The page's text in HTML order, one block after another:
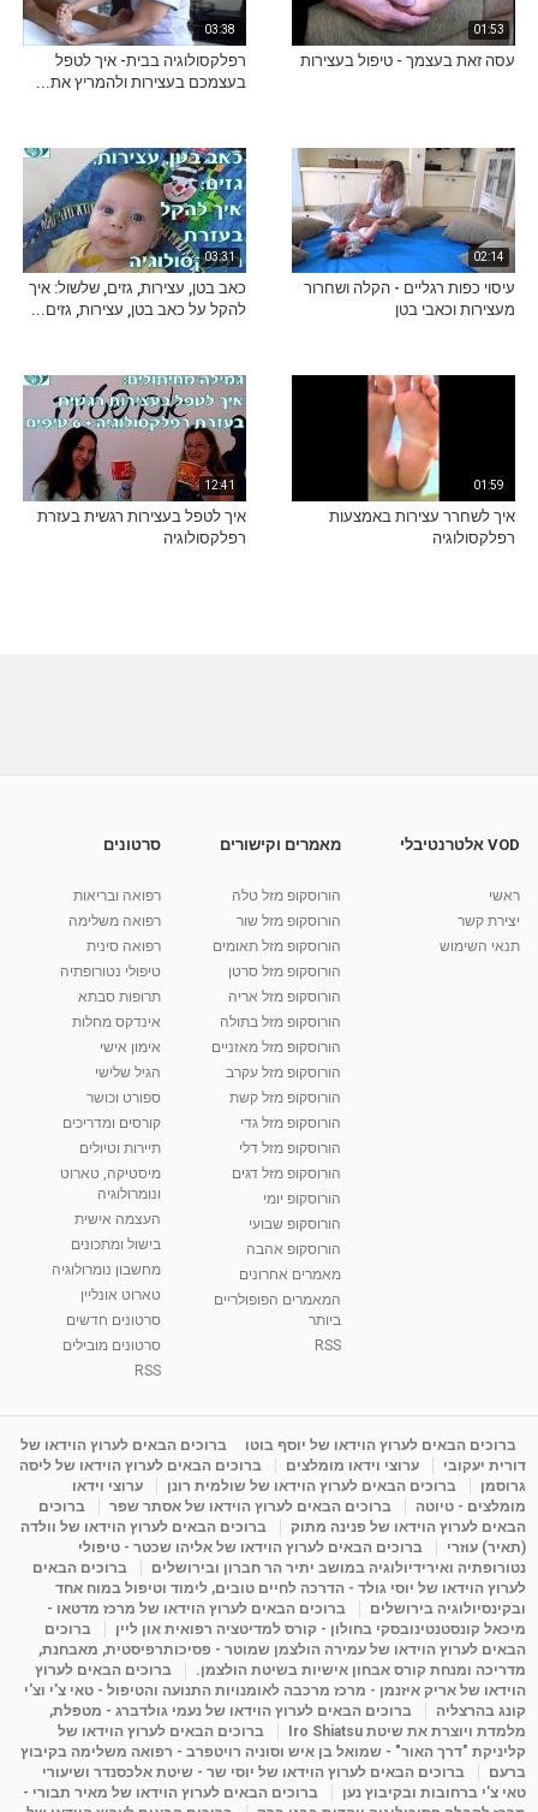
01:53
עסה זאת בעצמך - טיפול בעצירות
03:38
רפלקסולוגיה בבית- איך לטפל
בעצמכם בעצירות ולהמריץ את...
02:14
עיסוי כפות רגליים - הקלה ושחרור
מעצירות וכאבי בטן
03:31
כאב בטן, עצירות, גזים, שלשול: איך
להקל על כאב בטן, עצירות, גזים...
01:59
איך לשחרר עצירות באמצעות
רפלקסולוגיה
12:41
איך לטפל בעצירות רגשית בעזרת
רפלקסולוגיה
VOD אלטרנטיבלי
ראשי
יצירת קשר
תנאי השימוש
מאמרים וקישורים
הורוסקופ מזל טלה
הורוסקופ מזל שור
הורוסקופ מזל תאומים
הורוסקופ מזל סרטן
הורוסקופ מזל אריה
הורוסקופ מזל בתולה
הורוסקופ מזל מאזניים
הורוסקופ מזל עקרב
הורוסקופ מזל קשת
הורוסקופ מזל גדי
הורוסקופ מזל דלי
הורוסקופ מזל דגים
הורוסקופ יומי
הורוסקופ שבועי
הורוסקופ אהבה
מאמרים אחרונים
המאמרים הפופולריים
ביותר
RSS
סרטונים
רפואה ובריאות
רפואה משלימה
רפואה סינית
טיפולי נטורופתיה
תרופות סבתא
אינדקס מחלות
אימון אישי
הגיל שלישי
ספורט וכושר
קורסים ומדריכים
תיירות וטיולים
מיסטיקה, טארוט
ונומרולוגיה
העצמה אישית
בישול ומתכונים
מחשבון נומרולוגיה
טארוט אונליין
סרטונים חדשים
סרטונים מובילים
RSS
ברוכים הבאים לערוץ הוידאו של יוסף בוטו
ברוכים הבאים לערוץ הוידאו של
דורית יעקובי
ערוצי וידאו מומלצים
ברוכים הבאים לערוץ הוידאו של ליסה
גרוסמן
ברוכים הבאים לערוץ הוידאו של שולמית רונן
ערוצי וידאו
מומלצים - טיוטה
ברוכים הבאים לערוץ הוידאו של אסתר שפר
ברוכים
הבאים לערוץ הוידאו של פנינה מתוק
ברוכים הבאים לערוץ הוידאו של וולדה
(תאיר) עוזרי
ברוכים הבאים לערוץ הוידאו של אליהו שכטר - טיפולי
נטורופתיה ואירידיולוגיה במושב יתיר הר חברון ובירושלים
ברוכים הבאים
לערוץ הוידאו של יוסי גולד - הדרכה לחיים טובים, לימוד וטיפול במוח אחד
ובקינסיולוגיה בירושלים
ברוכים הבאים לערוץ הוידאו של מרכז מדטאו -
מיכאל קונסטנטינובסקי בחולון - קורס למדיטציה רפואית און ליין
ברוכים
הבאים לערוץ הוידאו של עמירה הולצמן שמוטר - פסיכותרפיסטית, מאבחנת,
מדריכה ומנחת קורס אבחון אישיות בשיטת הולצמן.
ברוכים הבאים לערוץ
הוידאו של אריק איזנמן - מרכז מרכבה לאומנויות התנועה והטיפול - טאי צ'י וצ'י
קונג בהרצליה
ברוכים הבאים לערוץ הוידאו של נעמי גולדברג - מטפלת,
מלמדת ויוצרת את שיטת Iro Shiatsu
ברוכים הבאים לערוץ הוידאו של
קליניקת "דרך האור" - שמואל בן איש וסוניה רויטפרב - רפואה משלימה בקיבוץ
ברעם
ברוכים הבאים לערוץ הוידאו של יוסי שר - שיטת אלכסנדר ושיעורי
טאי צ'י ברחובות ובקיבוץ נען
ברוכים הבאים לערוץ הוידאו של מאיר תבורי -